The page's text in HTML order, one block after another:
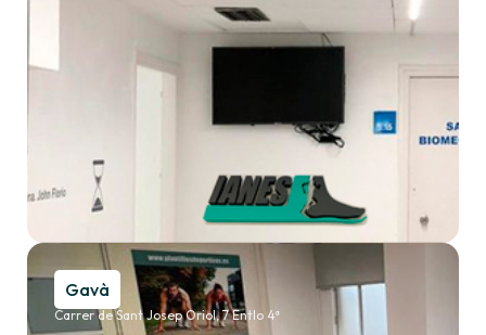
Gavà
Carrer de Sant Josep Oriol, 7 Entlo 4ª